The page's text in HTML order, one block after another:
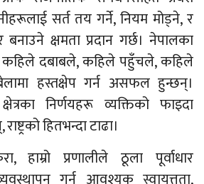
सर्त तय गर्ने, नियम मोड्ने, र
क्षमता प्रदान गर्छ। नेपालका
कहिले दबाबले, कहिले पहुँचले, कहिले
हस्तक्षेप गर्न असफल हुन्छन्।
निर्णयहरू व्यक्तिको फाइदा
हितभन्दा टाढा।
हाम्रो प्रणालीले ठूला पूर्वाधार